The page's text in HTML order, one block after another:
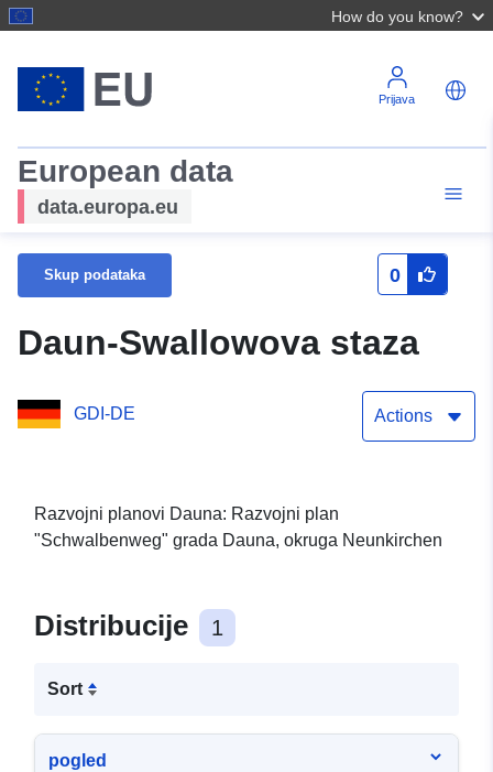
How do you know?
Prijava
European data
data.europa.eu
Skup podataka 0
Daun-Swallowova staza
GDI-DE Actions
Razvojni planovi Dauna: Razvojni plan
"Schwalbenweg" grada Dauna, okruga Neunkirchen
Distribucije 1
Sort
pogled